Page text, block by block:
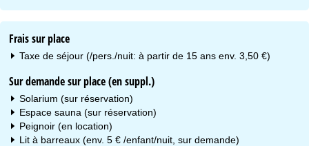
Frais sur place
Taxe de séjour (/pers./nuit: à partir de 15 ans env. 3,50 €)
Sur demande sur place (en suppl.)
Solarium (sur réservation)
Espace sauna (sur réservation)
Peignoir (en location)
Lit à barreaux (env. 5 € /enfant/nuit, sur demande)